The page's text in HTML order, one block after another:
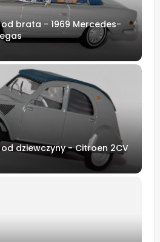
od brata - 1969 Mercedes-
dziewczyny - Citroen 2CV